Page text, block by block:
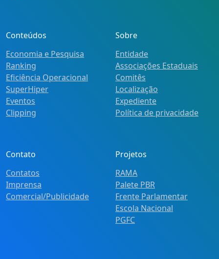
Conteúdos
Economia e Pesquisa
Ranking
Eficiência Operacional
SuperHiper
Eventos
Clipping
Sobre
Entidade
Associações Estaduais
Comitês
Localização
Expediente
Política de privacidade
Contato
Contatos
Imprensa
Comercial/Publicidade
Projetos
RAMA
Palete PBR
Frente Parlamentar
Escola Nacional
PGFC